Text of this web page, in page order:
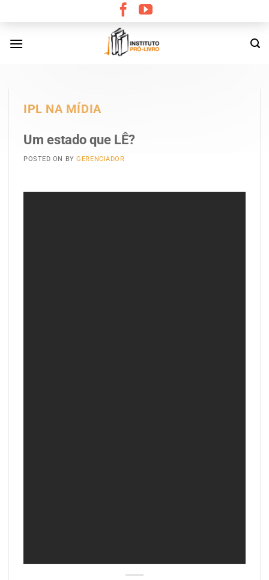
content
IPL NA MÍDIA
Um estado que LÊ?
POSTED ON BYGERENCIADOR